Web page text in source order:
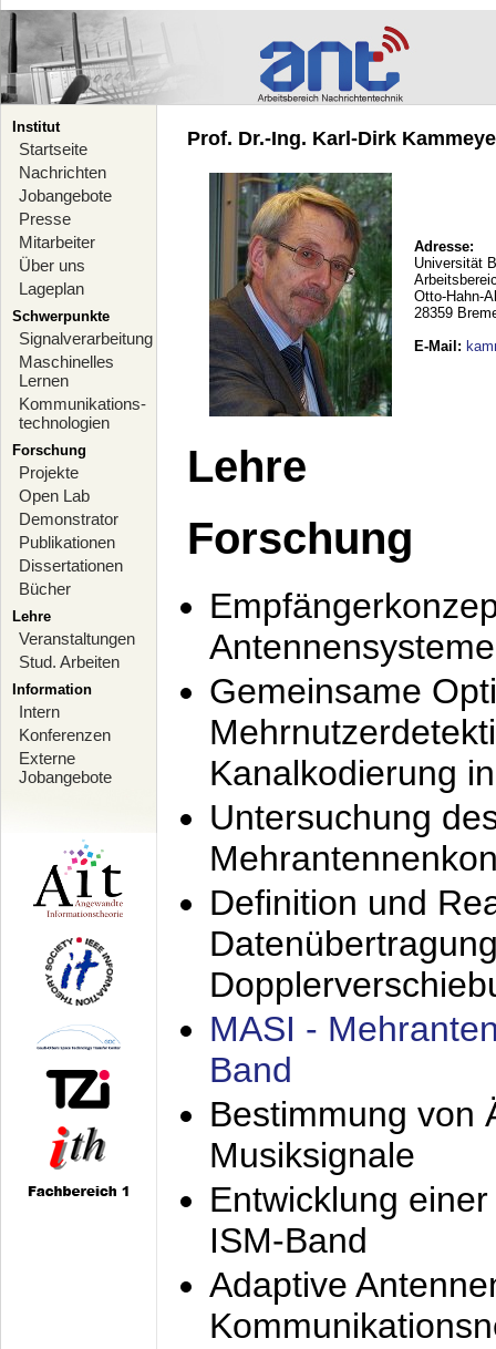
Institut
Startseite
Nachrichten
Jobangebote
Presse
Mitarbeiter
Über uns
Lageplan
Schwerpunkte
Signalverarbeitung
Maschinelles
Lernen
Kommunikations-
technologien
Forschung
Projekte
Open Lab
Demonstrator
Publikationen
Dissertationen
Bücher
Lehre
Veranstaltungen
Stud. Arbeiten
Information
Intern
Konferenzen
Externe
Jobangebote
Prof. Dr.-Ing. Karl-Dirk
Adresse:
Universität
Otto-Hahn-
28359
E-Mail :
Lehre
Forschung
Antennensysteme
Gemeinsame
Kanalkodierung
Untersuchung
Definition und
MASI -
Band
Bestimmung von
Musiksignale
Entwicklung
ISM-Band
Adaptive